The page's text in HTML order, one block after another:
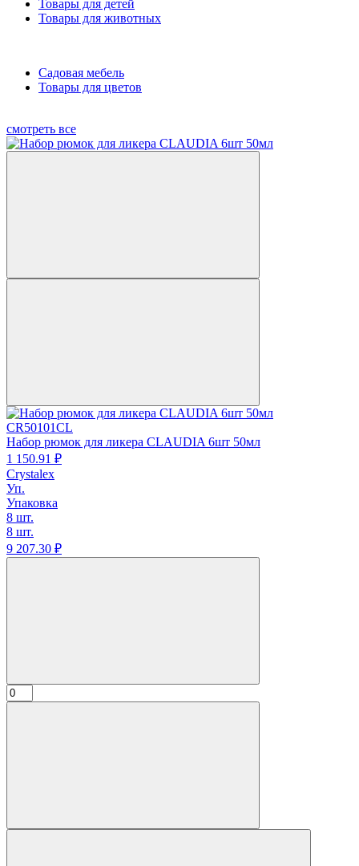
Товары для детей
Товары для животных
Садовая мебель
Товары для цветов
смотреть все
CR50101CL
Набор рюмок для ликера CLAUDIA 6шт 50мл
1 150.91 ₽
Crystalex
Уп.
Упаковка
8 шт.
8 шт.
9 207.30 ₽